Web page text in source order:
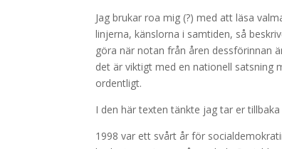
Jag brukar roa mig (?) med att läsa
linjerna, känslorna i samtiden, så
göra när notan från åren dessförinnan
det är viktigt med en nationell satsning
ordentligt.
I den här texten tänkte jag tar er
1998 var ett svårt år för